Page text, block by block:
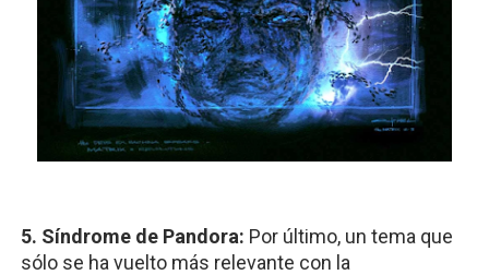
5. Síndrome de Pandora: Por último, un tema que
sólo se ha vuelto más relevante con la